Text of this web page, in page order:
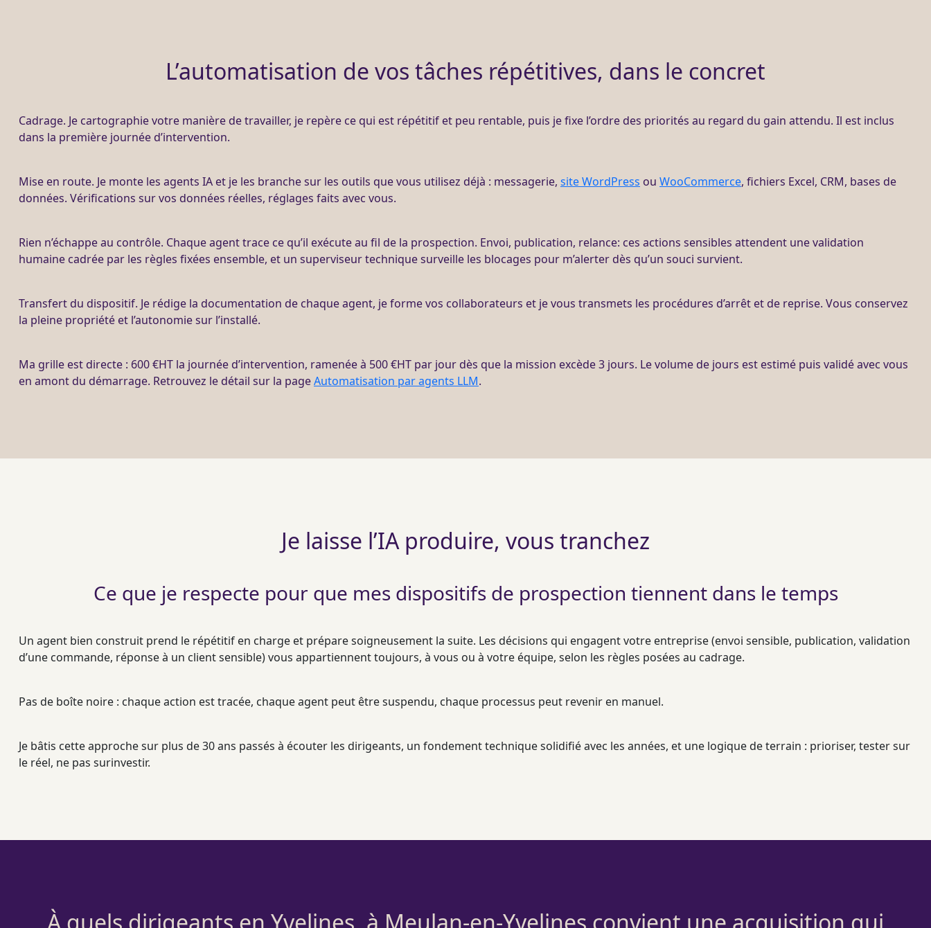
L’automatisation de vos tâches répétitives, dans le concret
Cadrage. Je cartographie votre manière de travailler, je repère ce qui est répétitif et peu rentable, puis je fixe l’ordre des priorités au regard du gain attendu. Il est inclus
dans la première journée d’intervention.
Mise en route. Je monte les agents IA et je les branche sur les outils que vous utilisez déjà : messagerie, site WordPress ou WooCommerce, fichiers Excel, CRM, bases de
données. Vérifications sur vos données réelles, réglages faits avec vous.
Rien n’échappe au contrôle. Chaqueagenttrace ce qu’il exécute au fil de la prospection. Envoi, publication, relance: ces actions sensibles attendent une validation
humaine cadrée par les règles fixées ensemble, et un superviseur technique surveille les blocages pour m’alerter dès qu’un souci survient.
Transfert du dispositif. Je rédige la documentation de chaqueagent, je forme vos collaborateurs et je vous transmets les procédures d’arrêt et de reprise. Vous conservez
la pleine propriété et l’autonomie sur l’installé.
Ma grille est directe : 600 €HT la journée d’intervention, ramenée à 500 €HT par jour dès que la mission excède 3 jours. Le volume de jours est estimé puis validé avec vous
en amont du démarrage. Retrouvez le détail sur la pageAutomatisation par agents LLM.
Je laisse l’IA produire, vous tranchez
Ce que je respecte pour que mes dispositifs de prospection tiennent dans le temps
Un agent bien construit prend le répétitif en charge et prépare soigneusement la suite. Les décisions qui engagent votre entreprise (envoi sensible, publication, validation
d’une commande, réponse à un client sensible) vous appartiennent toujours, à vous ou à votre équipe, selon les règles posées au cadrage.
Pas de boîte noire : chaque action est tracée, chaqueagent peut être suspendu, chaque processus peut revenir en manuel.
Je bâtis cette approche sur plus de 30 ans passés à écouter les dirigeants, un fondement technique solidifié avec les années, et une logique de terrain : prioriser, tester sur
le réel, ne pas surinvestir.